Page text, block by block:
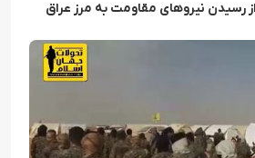
رسیدن نیروهای مقاومت به مرز عراق